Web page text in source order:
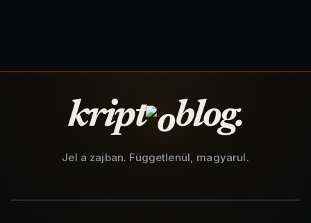
kript blog.
Jel a zajban. Függetlenül, magyarul.